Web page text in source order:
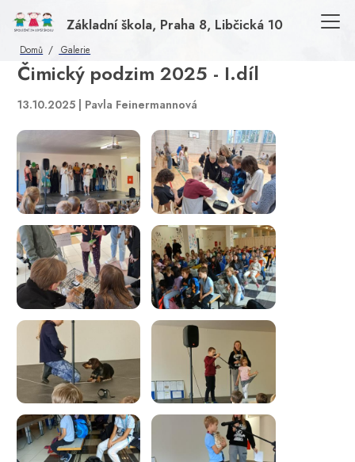
Základní škola, Praha 8, Libčická 10
Domů Galerie
Čimický podzim 2025 - I.díl
13.10.2025 | Pavla Feinermannová